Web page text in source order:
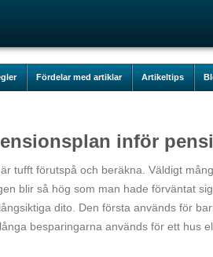
Fördelar med artiklar Artikeltips
inför
tufft förutspå och beräkna. Väldigt
blir så hög som man hade förväntat
dito. Den första används för
besparingarna används för ett hus